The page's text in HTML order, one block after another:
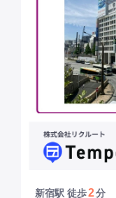
新宿駅 徒歩2分